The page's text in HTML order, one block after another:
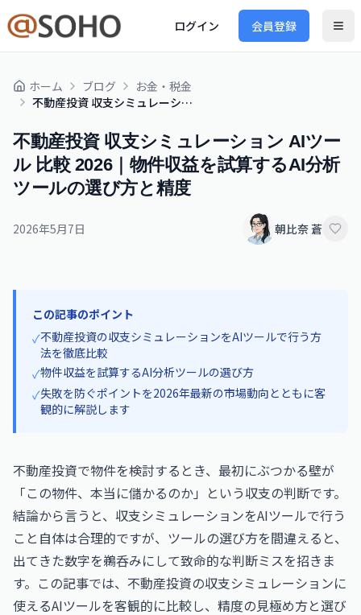
ログイン 会員登録
ホーム ブログ
お金・税金
不動産投資 収支シミュレーション AIツール 比較 2026｜物件収益を試算するAI分析ツールの選び方と精度
不動産投資 収支シミュレーション AIツー
ル 比較 2026｜物件収益を試算するAI分析
ツールの選び方と精度
2026年5月7日 朝比奈 蒼
この記事のポイント
✓不動産投資の収支シミュレーションをAIツールで行う方
法を徹底比較
✓物件収益を試算するAI分析ツールの選び方
✓失敗を防ぐポイントを2026年最新の市場動向とともに客
観的に解説します
不動産投資で物件を検討するとき、最初にぶつかる壁が
「この物件、本当に儲かるのか」という収支の判断です。
結論から言うと、収支シミュレーションをAIツールで行う
こと自体は合理的ですが、ツールの選び方を間違えると、
出てきた数字を鵜呑みにして致命的な判断ミスを招きま
す。この記事では、不動産投資の収支シミュレーションに
使えるAIツールを客観的に比較し、精度の見極め方と選び